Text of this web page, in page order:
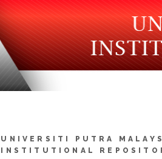
UNIVERSITI PUTRA
INSTITUTIONAL